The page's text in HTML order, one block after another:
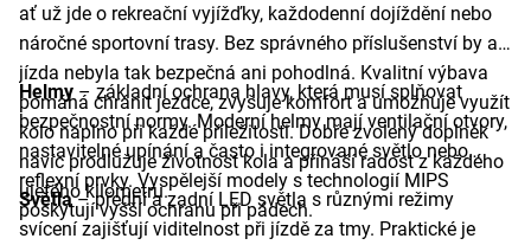
ať už jde o rekreační vyjížďky, každodenní dojíždění nebo
náročné sportovní trasy. Bez správného příslušenství by ale
jízda nebyla tak bezpečná ani pohodlná. Kvalitní výbava
pomáhá chránit jezdce, zvyšuje komfort a umožňuje využít
kolo naplno při každé příležitosti. Dobře zvolený doplněk
navíc prodlužuje životnost kola a přináší radost z každého
ujetého kilometru.
Helmy – základní ochrana hlavy, která musí splňovat
bezpečnostní normy. Moderní helmy mají ventilační otvory,
nastavitelné upínání a často i integrované světlo nebo
reflexní prvky. Vyspělejší modely s technologií MIPS
poskytují vyšší ochranu při pádech.
Světla– přední a zadní LED světla s různými režimy
svícení zajišťují viditelnost při jízdě za tmy. Praktické je